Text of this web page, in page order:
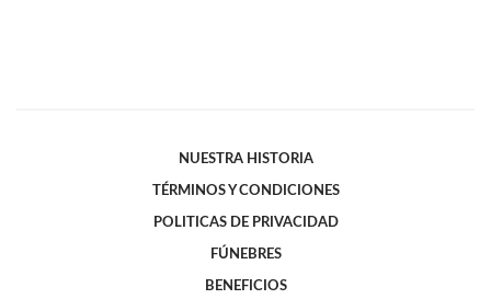
NUESTRA HISTORIA
TÉRMINOS Y CONDICIONES
POLITICAS DE PRIVACIDAD
FÚNEBRES
BENEFICIOS